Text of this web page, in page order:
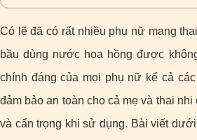
Có lẽ đã có rất nhiều phụ nữ mang
bầu dùng nước hoa hồng được
chính đáng của mọi phụ nữ kể cả
đảm bảo an toàn cho cả mẹ và thai
và cẩn trọng khi sử dụng. Bài viết